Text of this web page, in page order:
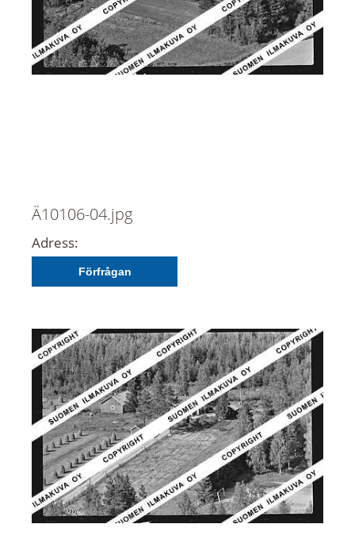
Ä10106-04.jpg
Adress:
Förfrågan